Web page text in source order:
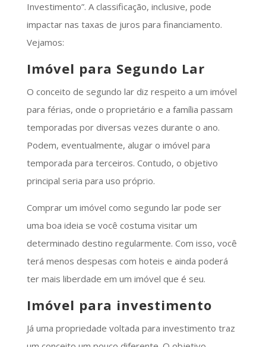
Investimento”. A classificação, inclusive, pode
impactar nas taxas de juros para financiamento.
Vejamos:
Imóvel para Segundo Lar
O conceito de segundo lar diz respeito a um imóvel
para férias, onde o proprietário e a família passam
temporadas por diversas vezes durante o ano.
Podem, eventualmente, alugar o imóvel para
temporada para terceiros. Contudo, o objetivo
principal seria para uso próprio.
Comprar um imóvel como segundo lar pode ser
uma boa ideia se você costuma visitar um
determinado destino regularmente. Com isso, você
terá menos despesas com hoteis e ainda poderá
ter mais liberdade em um imóvel que é seu.
Imóvel para investimento
Já uma propriedade voltada para investimento traz